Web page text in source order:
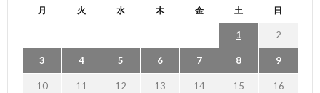
月 火 水 木 金 土 日
1 2
3 4 5 6 7 8 9
10 11 12 13 14 15 16